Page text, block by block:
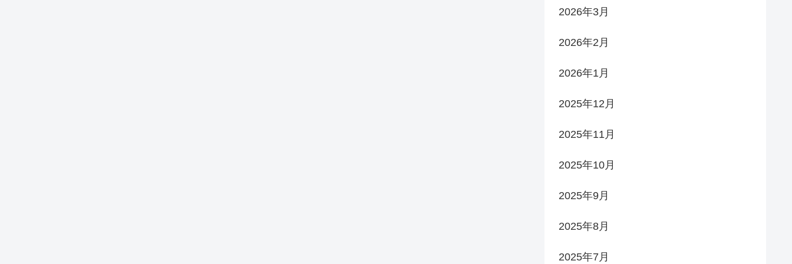
2026年3月
2026年2月
2026年1月
2025年12月
2025年11月
2025年10月
2025年9月
2025年8月
2025年7月